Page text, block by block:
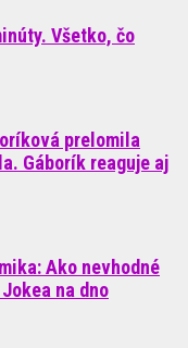
Všetko, čo
prelomila
Gáborík reaguje aj
Ako nevhodné
na dno